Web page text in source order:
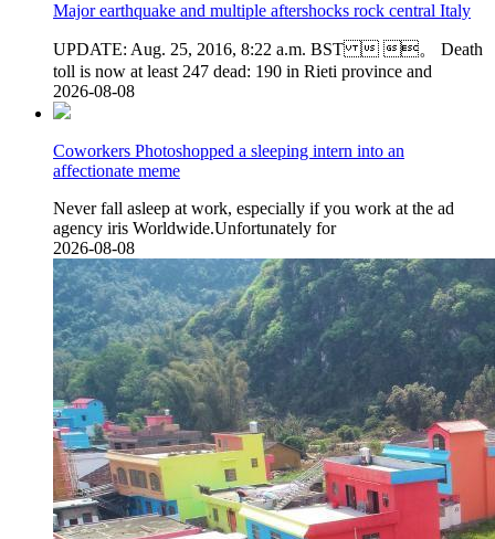
Major earthquake and multiple aftershocks rock central Italy
UPDATE: Aug. 25, 2016, 8:22 a.m. BST  。 Death
toll is now at least 247 dead: 190 in Rieti province and
2026-08-08
Coworkers Photoshopped a sleeping intern into an
affectionate meme
Never fall asleep at work, especially if you work at the ad
agency iris Worldwide.Unfortunately for
2026-08-08